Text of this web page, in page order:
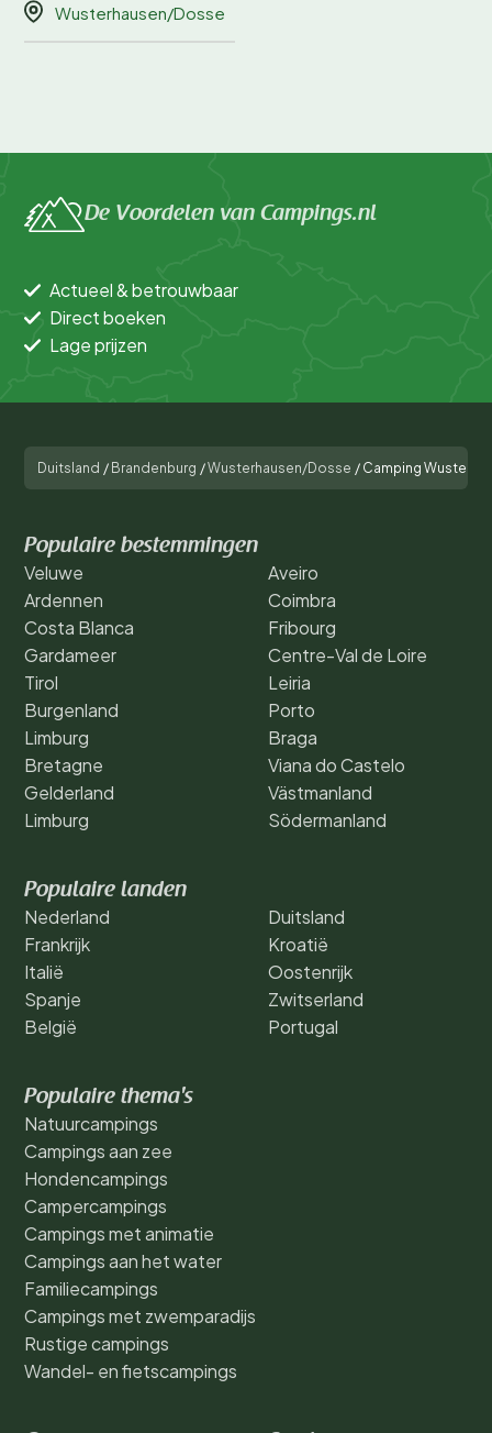
Wusterhausen/Dosse
De Voordelen van Campings.nl
Actueel & betrouwbaar
Direct boeken
Lage prijzen
Duitsland / Brandenburg /Wusterhausen/Dosse / Camping
Populaire bestemmingen
Veluwe
Ardennen
Costa Blanca
Gardameer
Tirol
Burgenland
Limburg
Bretagne
Gelderland
Limburg
Aveiro
Coimbra
Fribourg
Centre-Val de Loire
Leiria
Porto
Braga
Viana do Castelo
Västmanland
Södermanland
Populaire landen
Nederland
Frankrijk
Italië
Spanje
België
Duitsland
Kroatië
Oostenrijk
Zwitserland
Portugal
Populaire thema's
Natuurcampings
Campings aan zee
Hondencampings
Campercampings
Campings met animatie
Campings aan het water
Familiecampings
Campings met zwemparadijs
Rustige campings
Wandel- en fietscampings